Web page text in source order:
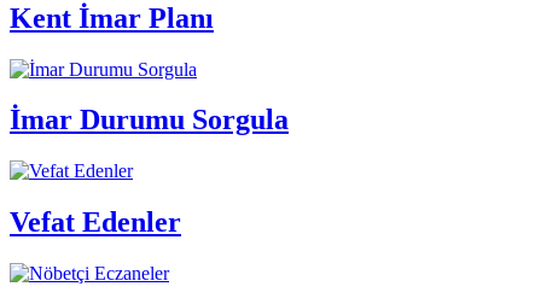
Kent İmar Planı
İmar Durumu Sorgula
Vefat Edenler